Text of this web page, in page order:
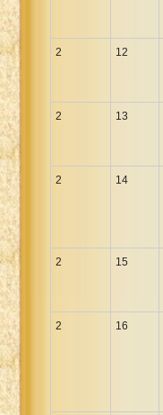
2 12
2 13
2 14
2 15
2 16